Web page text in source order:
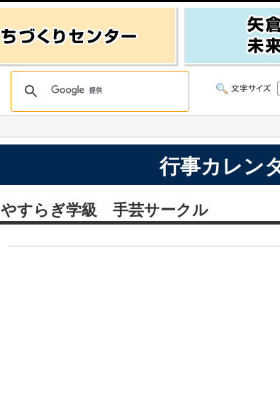
行事カレン
やすらぎ学級 手芸サークル